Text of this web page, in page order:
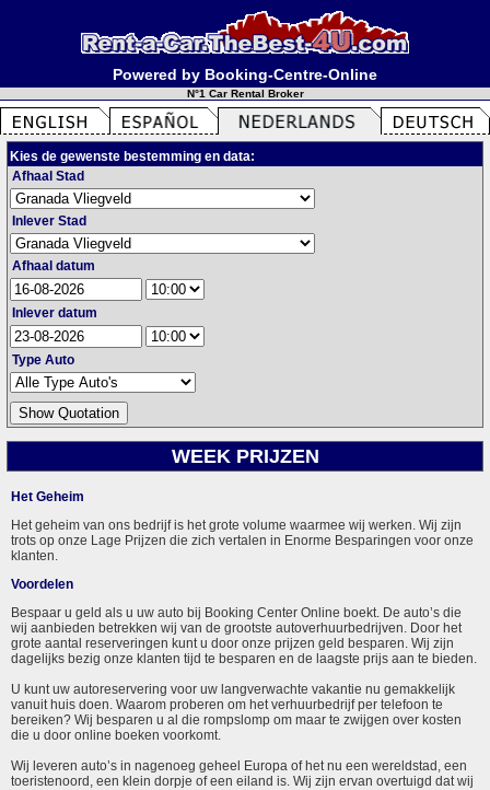
Powered by Booking-Centre-Online
N°1 Car Rental Broker
Kies de gewenste bestemming en data:
Afhaal Stad
Inlever Stad
Afhaal datum
Inlever datum
Type Auto
WEEK PRIJZEN
Het Geheim
Het geheim van ons bedrijf is het grote volume waarmee wij werken. Wij zijn
trots op onze Lage Prijzen die zich vertalen in Enorme Besparingen voor onze
klanten.
Voordelen
Bespaar u geld als u uw auto bij Booking Center Online boekt. De auto’s die
wij aanbieden betrekken wij van de grootste autoverhuurbedrijven. Door het
grote aantal reserveringen kunt u door onze prijzen geld besparen. Wij zijn
dagelijks bezig onze klanten tijd te besparen en de laagste prijs aan te bieden.
U kunt uw autoreservering voor uw langverwachte vakantie nu gemakkelijk
vanuit huis doen. Waarom proberen om het verhuurbedrijf per telefoon te
bereiken? Wij besparen u al die rompslomp om maar te zwijgen over kosten
die u door online boeken voorkomt.
Wij leveren auto’s in nagenoeg geheel Europa of het nu een wereldstad, een
toeristenoord, een klein dorpje of een eiland is. Wij zijn ervan overtuigd dat wij